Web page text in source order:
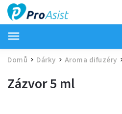
Domů / Dárky / Aroma difuzéry /
Zázvor 5 ml